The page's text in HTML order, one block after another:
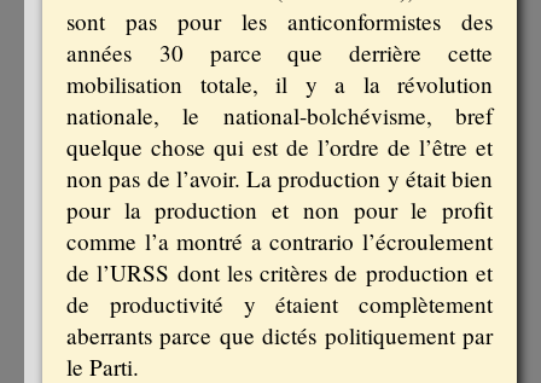
sont pas pour les anticonformistes des
années 30 parce que derrière cette
mobilisation totale, il y a la révolution
nationale, le national-bolchévisme, bref
quelque chose qui est de l’ordre de l’être et
non pas de l’avoir. La production y était bien
pour la production et non pour le profit
comme l’a montré a contrario l’écroulement
de l’URSS dont les critères de production et
de productivité y étaient complètement
aberrants parce que dictés politiquement par
le Parti.